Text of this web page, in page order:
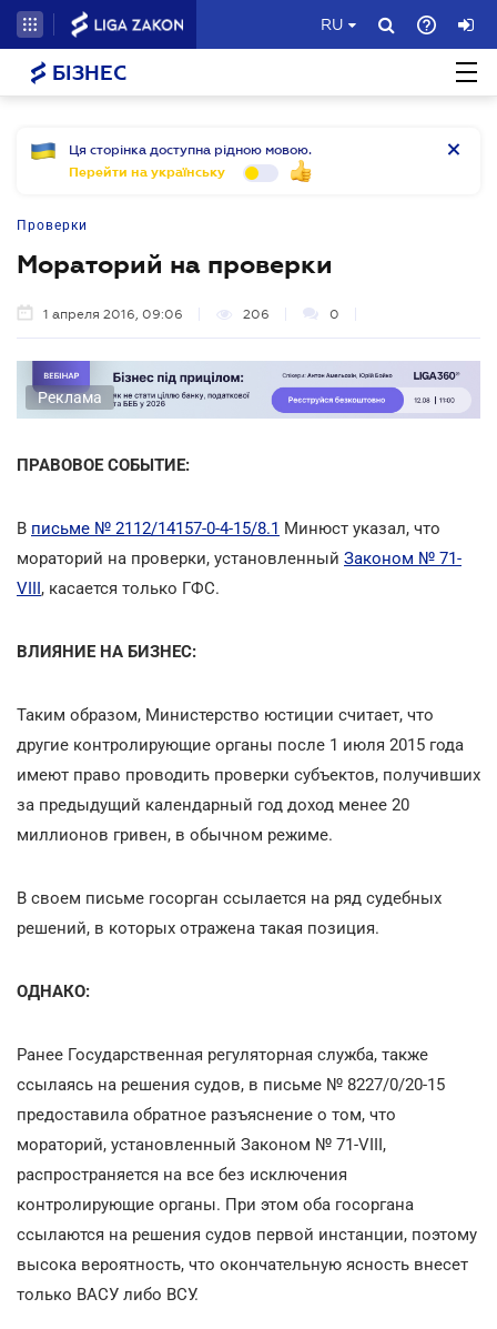
RU
БІЗНЕС
Ця сторінка доступна рідною мовою.
Перейти на українську
Проверки
Мораторий на проверки
1 апреля 2016, 09:06 206 0
Реклама
ПРАВОВОЕ СОБЫТИЕ:
В письме № 2112/14157-0-4-15/8.1 Минюст указал, что
мораторий на проверки, установленный Законом № 71-
VIII, касается только ГФС.
ВЛИЯНИЕ НА БИЗНЕС:
Таким образом, Министерство юстиции считает, что
другие контролирующие органы после 1 июля 2015 года
имеют право проводить проверки субъектов, получивших
за предыдущий календарный год доход менее 20
миллионов гривен, в обычном режиме.
В своем письме госорган ссылается на ряд судебных
решений, в которых отражена такая позиция.
ОДНАКО:
Ранее Государственная регуляторная служба, также
ссылаясь на решения судов, в письме № 8227/0/20-15
предоставила обратное разъяснение о том, что
мораторий, установленный Законом № 71-VIII,
распространяется на все без исключения
контролирующие органы. При этом оба госоргана
ссылаются на решения судов первой инстанции, поэтому
высока вероятность, что окончательную ясность внесет
только ВАСУ либо ВСУ.